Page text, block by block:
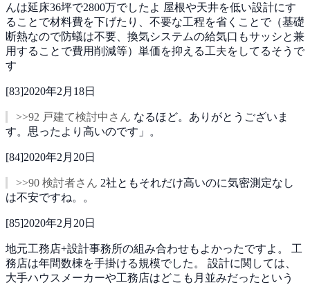
んは延床36坪で2800万でしたよ 屋根や天井を低い設計にす
ることで材料費を下げたり、不要な工程を省くことで（基礎
断熱なので防蟻は不要、換気システムの給気口もサッシと兼
用することで費用削減等）単価を抑える工夫をしてるそうで
す
[83]2020年2月18日
>>92 戸建て検討中さん なるほど。ありがとうございま
す。思ったより高いのです」。
[84]2020年2月20日
>>90 検討者さん 2社ともそれだけ高いのに気密測定なし
は不安ですね。。
[85]2020年2月20日
地元工務店+設計事務所の組み合わせもよかったですよ。 工
務店は年間数棟を手掛ける規模でした。 設計に関しては、
大手ハウスメーカーや工務店はどこも月並みだったという